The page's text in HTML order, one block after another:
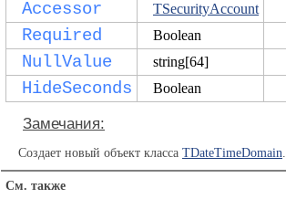
Accessor TSecurityAccount
Required Boolean
NullValue string[64]
HideSeconds Boolean
Замечания:
Создает новый объект класса TDateTimeDomain.
См. также